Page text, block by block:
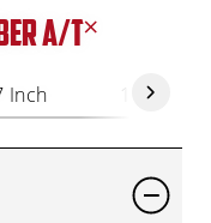
A/T˟
Inch 18 Inch